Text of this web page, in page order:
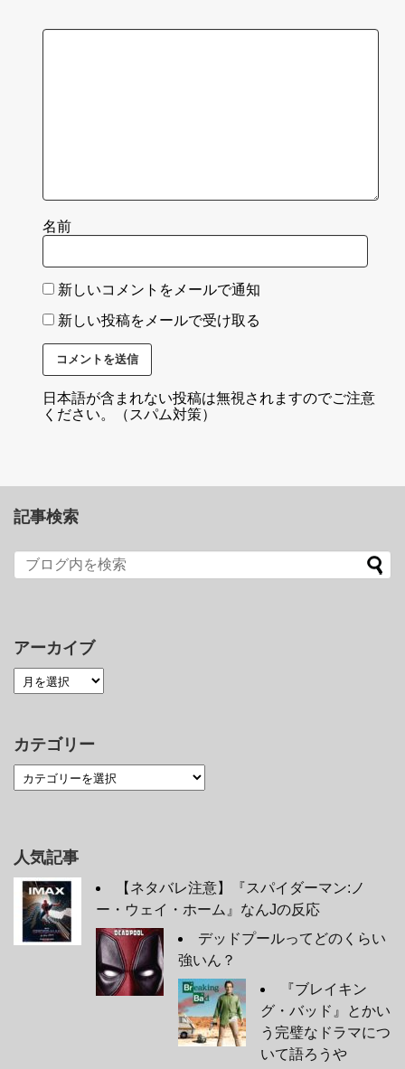
名前
新しいコメントをメールで通知
新しい投稿をメールで受け取る
日本語が含まれない投稿は無視されますのでご注意
ください。（スパム対策）
記事検索
アーカイブ
カテゴリー
人気記事
【ネタバレ注意】『スパイダーマン:ノ
ー・ウェイ・ホーム』なんJの反応
デッドプールってどのくらい
強いん？
『ブレイキン
グ・バッド』とかい
う完璧なドラマにつ
いて語ろうや